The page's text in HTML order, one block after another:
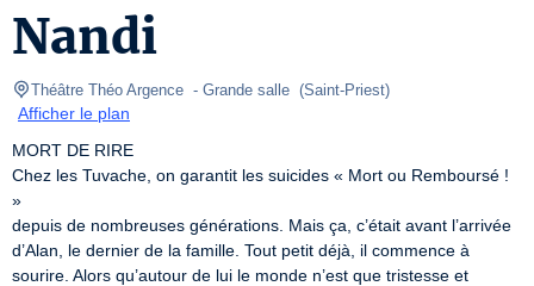
Nandi
Théâtre Théo Argence - Grande salle (Saint-Priest)
Afficher le plan
MORT DE RIRE
Chez les Tuvache, on garantit les suicides « Mort ou Remboursé !
»
depuis de nombreuses générations. Mais ça, c’était avant l’arrivée
d’Alan, le dernier de la famille. Tout petit déjà, il commence à
sourire. Alors qu’autour de lui le monde n’est que tristesse et